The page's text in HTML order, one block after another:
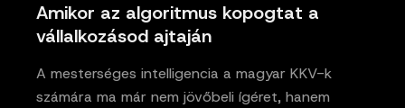
Amikor az algoritmus kopogtat a
vállalkozásod ajtaján
A mesterséges intelligencia a magyar KKV-k
számára ma már nem jövőbeli ígéret, hanem